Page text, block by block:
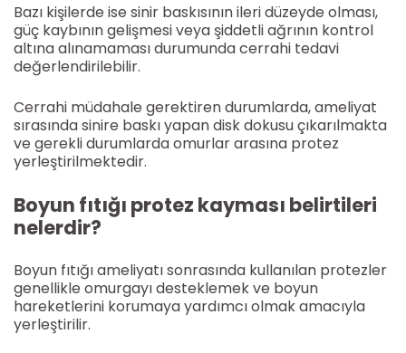
Bazı kişilerde ise sinir baskısının ileri düzeyde olması,
güç kaybının gelişmesi veya şiddetli ağrının kontrol
altına alınamaması durumunda cerrahi tedavi
değerlendirilebilir.
Cerrahi müdahale gerektiren durumlarda, ameliyat
sırasında sinire baskı yapan disk dokusu çıkarılmakta
ve gerekli durumlarda omurlar arasına protez
yerleştirilmektedir.
Boyun fıtığı protez kayması belirtileri
nelerdir?
Boyun fıtığı ameliyatı sonrasında kullanılan protezler
genellikle omurgayı desteklemek ve boyun
hareketlerini korumaya yardımcı olmak amacıyla
yerleştirilir.